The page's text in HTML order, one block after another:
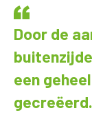
Door de
een
gecreëerd.